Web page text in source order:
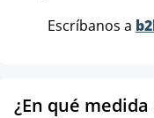
Escríbanos a
¿En qué